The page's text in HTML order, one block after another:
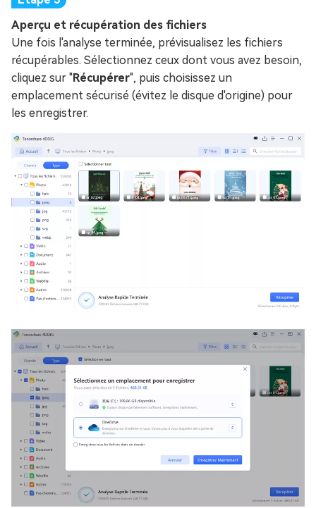
Aperçu et récupération des fichiers
Une fois l'analyse terminée, prévisualisez les fichiers
récupérables. Sélectionnez ceux dont vous avez besoin,
cliquez sur "Récupérer", puis choisissez un
emplacement sécurisé (évitez le disque d'origine) pour
les enregistrer.